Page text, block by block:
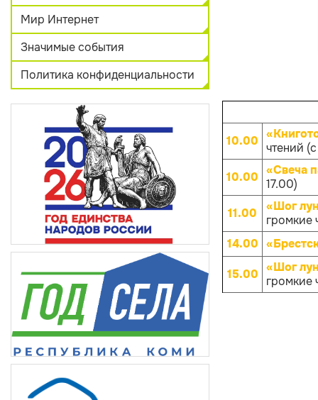
Мир Интернет
Значимые события
Политика конфиденциальности
10.00 чтений
10.00 «Свеча
17.00)
11.00
«Шог
громкие
14.00
15.00 «Шог
громкие